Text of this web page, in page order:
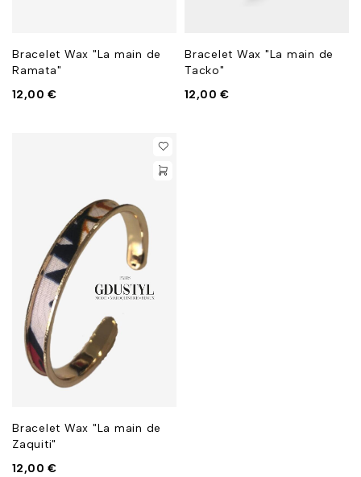
Bracelet Wax "La main de
Ramata"
12,00€
Bracelet Wax "La main de
Tacko"
12,00€
Bracelet Wax "La main de
Zaquiti"
12,00€